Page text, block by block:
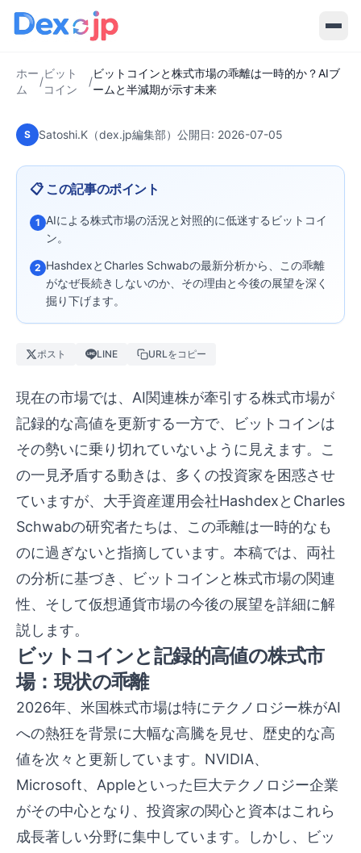
ホー
ム
/
ビット
コイン
/
ビットコインと株式市場の乖離は一時的か？AIブ
ームと半減期が示す未来
ビットコインと株式市場の乖離は一
時的か？AIブームと半減期が示す未
来
S Satoshi.K（dex.jp編集部） 公開日: 2026-07-05
📋 この記事のポイント
1 AIによる株式市場の活況と対照的に低迷するビットコイ
ン。
2 HashdexとCharles Schwabの最新分析から、この乖離
がなぜ長続きしないのか、その理由と今後の展望を深く
掘り下げます。
ポスト LINE URLをコピー
現在の市場では、AI関連株が牽引する株式市場が
記録的な高値を更新する一方で、ビットコインは
その勢いに乗り切れていないように見えます。こ
の一見矛盾する動きは、多くの投資家を困惑させ
ていますが、大手資産運用会社HashdexとCharles
Schwabの研究者たちは、この乖離は一時的なも
のに過ぎないと指摘しています。本稿では、両社
の分析に基づき、ビットコインと株式市場の関連
性、そして仮想通貨市場の今後の展望を詳細に解
説します。
ビットコインと記録的高値の株式市
場：現状の乖離
2026年、米国株式市場は特にテクノロジー株がAI
への熱狂を背景に大幅な高騰を見せ、歴史的な高
値を次々と更新しています。NVIDIA、
Microsoft、Appleといった巨大テクノロジー企業
がその中心となり、投資家の関心と資本はこれら
成長著しい分野に集中しています。しかし、ビッ